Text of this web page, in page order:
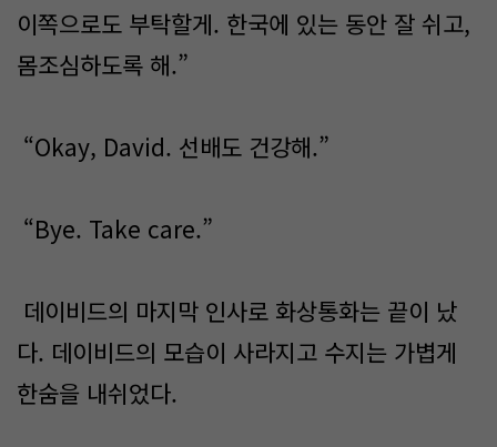
이쪽으로도 부탁할게. 한국에 있는 동안 잘 쉬고,
몸조심하도록 해.”
“Okay, David. 선배도 건강해.”
“Bye. Take care.”
데이비드의 마지막 인사로 화상통화는 끝이 났
다. 데이비드의 모습이 사라지고 수지는 가볍게
한숨을 내쉬었다.